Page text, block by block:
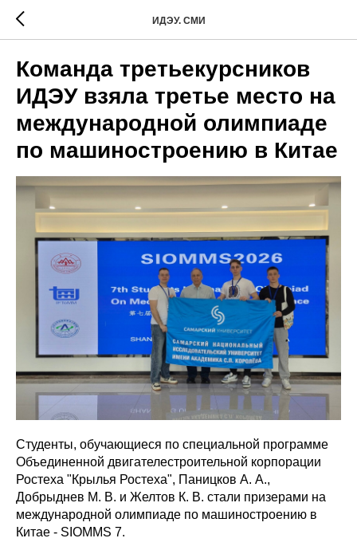
ИДЭУ. СМИ
Команда третьекурсников
ИДЭУ взяла третье место на
международной олимпиаде
по машиностроению в Китае
Студенты, обучающиеся по специальной программе
Объединенной двигателестроительной корпорации
Ростеха "Крылья Ростеха", Паницков А. А.,
Добрыднев М. В. и Желтов К. В. стали призерами на
международной олимпиаде по машиностроению в
Китае - SIOMMS 7.